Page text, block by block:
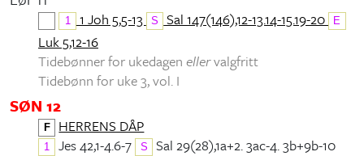
1 1 Joh 5,5-13 S Sal 147(146),12-13.14-15.19-20 E
Luk 5,12-16
Tidebønner for ukedagen ellervalgfritt
Tidebønn for uke 3, vol. I
SØN 12
F HERRENS DÅP
1 Jes 42,1-4.6-7 S Sal 29(28),1a+2. 3ac-4. 3b+9b-10